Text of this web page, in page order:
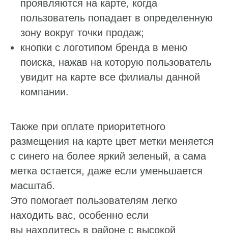
проявляются на карте, когда
пользователь попадает в определенную
зону вокруг точки продаж;
кнопки с логотипом бренда в меню
поиска, нажав на которую пользователь
увидит на карте все филиалы данной
компании.
Также при оплате приоритетного
размещения на карте цвет метки меняется
с синего на более яркий зеленый, а сама
метка остается, даже если уменьшается
масштаб.
Это помогает пользователям легко
находить вас, особенно если
вы находитесь в районе с высокой